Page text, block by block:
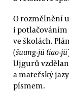
O rozmělnění
i
ve školách.
(šuang-jü ťiao-jü
Ujgurů
a mateřský
písmem.